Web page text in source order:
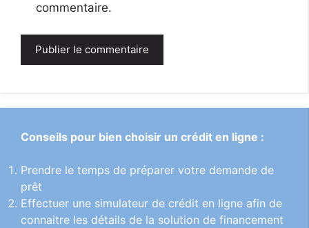
commentaire.
Conseils pour bien choisir un crédit en ligne :
Prendre le temps de préparer votre demande de
prêt
Effectuer une simulateur de crédit en ligne afin de
connaitre les détails de la solution de financement